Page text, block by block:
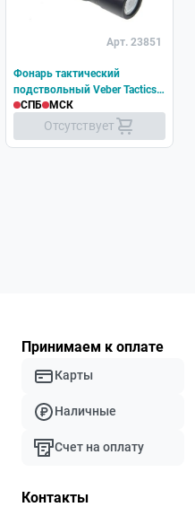
Арт. 23851
Фонарь тактический
подствольный Veber Tactics
180 Weaver
СПБ МСК
Отсутствует
Принимаем к оплате
Карты
Наличные
Счет на оплату
Контакты